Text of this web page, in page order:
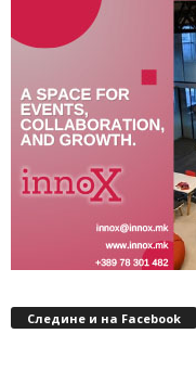
Следине и на Facebook